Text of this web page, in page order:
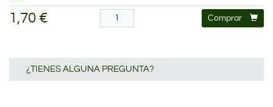
1,70 € Comprar
¿TIENES ALGUNA PREGUNTA?